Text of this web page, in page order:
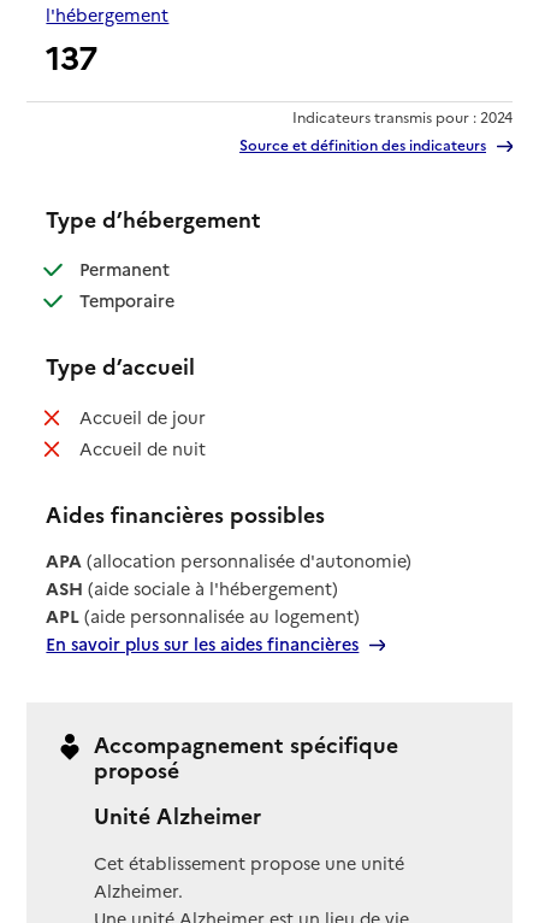
l'hébergement
137
Indicateurs transmis pour : 2024
Source et définition des indicateurs
Type d’hébergement
Permanent: disponible
Temporaire: disponible
Type d’accueil
Accueil de jour: non disponible
Accueil de nuit: non disponible
Aides financières possibles
APA (allocation personnalisée d'autonomie)
ASH (aide sociale à l'hébergement)
APL (aide personnalisée au logement)
En savoir plus sur les aides financières
Accompagnement spécifique
proposé
Unité Alzheimer
Cet établissement propose une unité
Alzheimer.